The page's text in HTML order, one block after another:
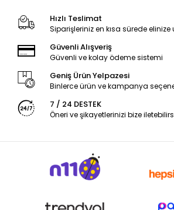
Hızlı Teslimat
Siparişleriniz en kısa sürede elinize
Güvenli Alışveriş
Güvenli ve kolay ödeme sistemi
Geniş Ürün Yelpazesi
Binlerce ürün ve kampanya
7 / 24 DESTEK
Öneri ve şikayetlerinizi bize